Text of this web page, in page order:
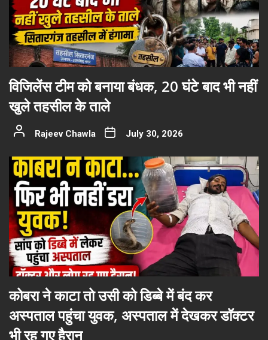
विजिलेंस टीम को बनाया बंधक, 20 घंटे बाद भी नहीं
खुले तहसील के ताले
Rajeev Chawla July 30, 2026
कोबरा ने काटा तो उसी को डिब्बे में बंद कर
अस्पताल पहुंचा युवक, अस्पताल में देखकर डॉक्टर
भी रह गए हैरान